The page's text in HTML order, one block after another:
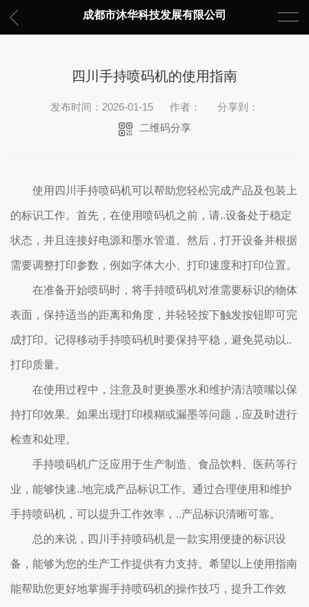
成都市沐华科技发展有限公司
四川手持喷码机的使用指南
发布时间：2026-01-15 作者：
分享到：
二维码分享
使用四川手持喷码机可以帮助您轻松完成产品及包装上
的标识工作。首先，在使用喷码机之前，请..设备处于稳定
状态，并且连接好电源和墨水管道。然后，打开设备并根据
需要调整打印参数，例如字体大小、打印速度和打印位置。
在准备开始喷码时，将手持喷码机对准需要标识的物体
表面，保持适当的距离和角度，并轻轻按下触发按钮即可完
成打印。记得移动手持喷码机时要保持平稳，避免晃动以..
打印质量。
在使用过程中，注意及时更换墨水和维护清洁喷嘴以保
持打印效果。如果出现打印模糊或漏墨等问题，应及时进行
检查和处理。
手持喷码机广泛应用于生产制造、食品饮料、医药等行
业，能够快速..地完成产品标识工作。通过合理使用和维护
手持喷码机，可以提升工作效率，..产品标识清晰可靠。
总的来说，四川手持喷码机是一款实用便捷的标识设
备，能够为您的生产工作提供有力支持。希望以上使用指南
能帮助您更好地掌握手持喷码机的操作技巧，提升工作效